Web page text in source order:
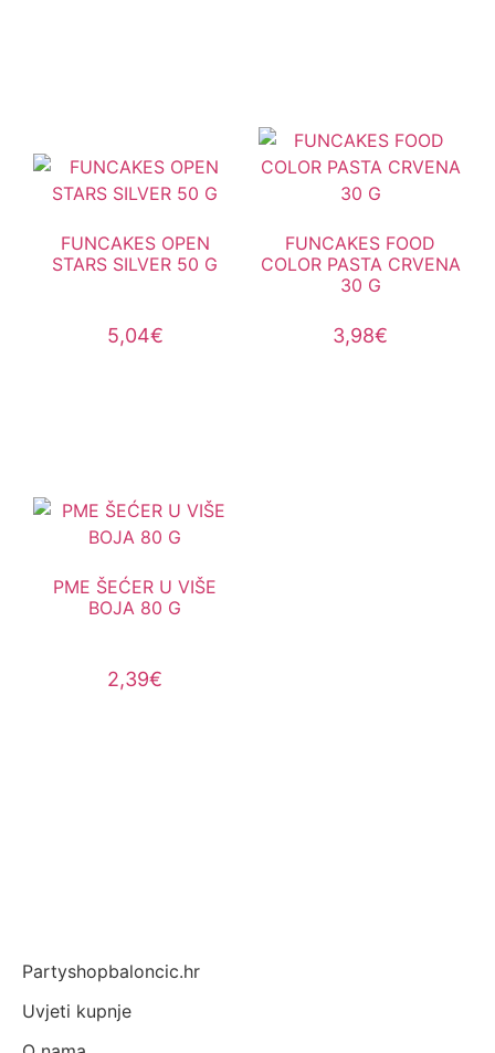
FUNCAKES OPEN
STARS SILVER 50 G
5,04€
FUNCAKES FOOD
COLOR PASTA CRVENA
30 G
3,98€
PME ŠEĆER U VIŠE
BOJA 80 G
2,39€
Partyshopbaloncic.hr
Uvjeti kupnje